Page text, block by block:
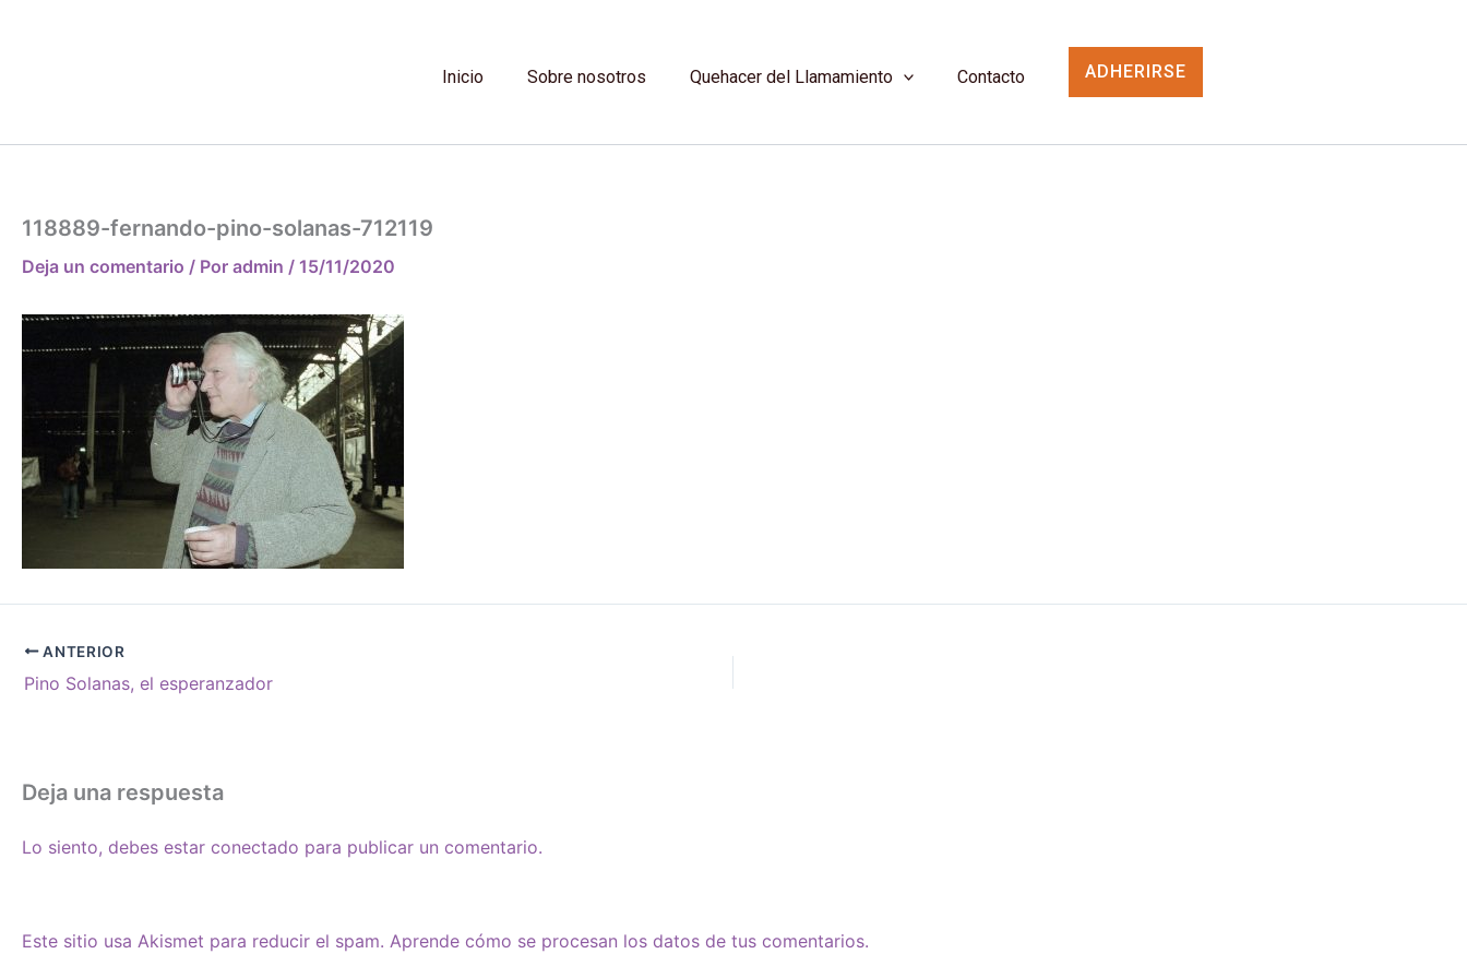
Inicio Sobre nosotros Quehacer del Llamamiento Contacto ADHERIRSE
118889-fernando-pino-solanas-712119
Deja un comentario / Por admin / 15/11/2020
ANTERIOR
Pino Solanas, el esperanzador
Deja una respuesta
Lo siento, debes estar conectado para publicar un comentario.
Este sitio usa Akismet para reducir el spam. Aprende cómo se procesan los datos de tus comentarios.